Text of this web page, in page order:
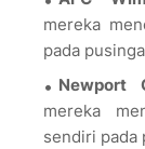
mereka
pada
Newport
mereka
sendiri pada